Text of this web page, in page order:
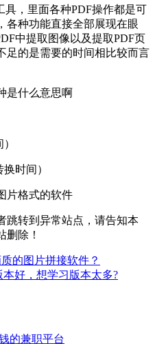
具，里面各种PDF操作都是可
各种功能直接全部展现在眼
中提取图像以及提取PDF页
足的是需要的时间相比较而言
时间）
跳转到异常站点，请告知本
删除！
的图片拼接软件？
好，想学习版本太多?